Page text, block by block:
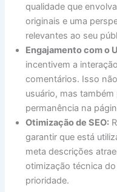
qualidade que
originais e uma
relevantes ao seu
Engajamento com o
incentivem a
comentários. Isso
usuário, mas
permanência na
Otimização de SEO:
garantir que está
meta descrições
otimização técnica
prioridade.